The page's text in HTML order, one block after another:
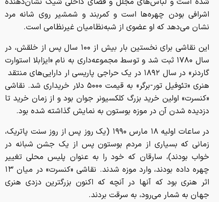
اشرافی بودن چهره‌ها است و کمربند و شمشیر روی شانه مرد
نشان می‌دهد که او عضوی از شبه‌نظامیان غیرنظامی است.
این نقاشی برای نخستین بار بیش از ۱۰۰ سال پس از خلقش، در
سال ۱۷۸۰ ثبت شد و توسط مجموعه‌داری به نام «ایزابلا استوارت
گاردنر» در سال ۱۸۹۲ در یک حراجی پاریسی ار دارایی‌های منتقد
هنری «تئوفیل تور-برگر» به قیمت ۵۰۰۰ دلار خریداری شد. نقاشی
«کنسرت» اولین خرید بزرگ کلکسیونر جوان بود و از زمان خرید تا
دزدیده شدن آن در موزه بوستون به نمایش گذاشته شده بود.
در ساعات اولیه ۱۸ مارس ۱۹۹۰ (یک روز پس از روز سنت پاتریک،
زمانی که بسیاری از مردم بوستون پس از یک جشن شبانه در
خواب بودند)، سارقان که خود را به عنوان پلیس محلی تغییر
چهره داده بودند، وارد موزه شدند. نقاشی «کنسرت» در میان ۱۳
اثر هنری بود که آنها در آنچه که اکنون بزرگترین دزدی هنری
جهان به شمار می‌رود، به سرقت بردند.